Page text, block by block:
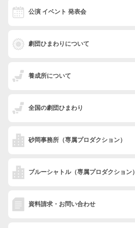
公演 イベント 発表会
劇団ひまわりについて
養成所について
全国の劇団ひまわり
砂岡事務所 （専属プロダクション）
ブルーシャトル（専属プロダクション）
資料請求・お問い合わせ